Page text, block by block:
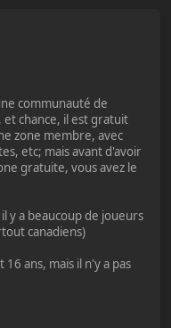
communauté de
et chance, il est gratuit
zone membre, avec
etc; mais avant d'avoir
gratuite, vous avez le
y a beaucoup de joueurs
canadiens)
ans, mais il n'y a pas